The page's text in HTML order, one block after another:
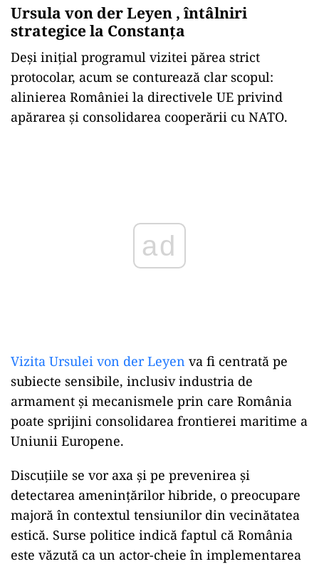
Ursula von der Leyen , întâlniri
strategice la Constanța
Deși inițial programul vizitei părea strict
protocolar, acum se conturează clar scopul:
alinierea României la directivele UE privind
apărarea și consolidarea cooperării cu NATO.
Vizita Ursulei von der Leyen va fi centrată pe
subiecte sensibile, inclusiv industria de
armament și mecanismele prin care România
poate sprijini consolidarea frontierei maritime a
Uniunii Europene.
Discuțiile se vor axa și pe prevenirea și
detectarea amenințărilor hibride, o preocupare
majoră în contextul tensiunilor din vecinătatea
estică. Surse politice indică faptul că România
este văzută ca un actor-cheie în implementarea